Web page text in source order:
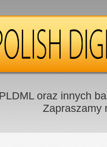
oraz innych
Zapraszamy